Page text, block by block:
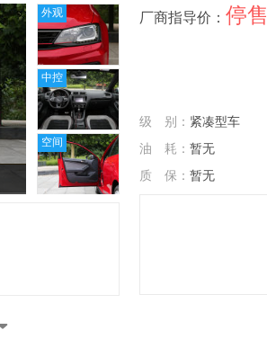
外观
中控
空间
厂商指导价： 停售
级 别： 紧凑型车
油 耗： 暂无
质 保： 暂无